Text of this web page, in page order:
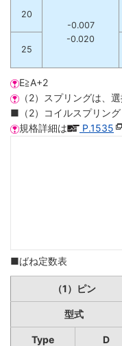
20
-0.007
-0.020
25
E≧A+2
（2）スプリングは、
■（2）コイルスプリング
規格詳細は
P.1535
■ばね定数表
（1）ピン
型式
Type
D